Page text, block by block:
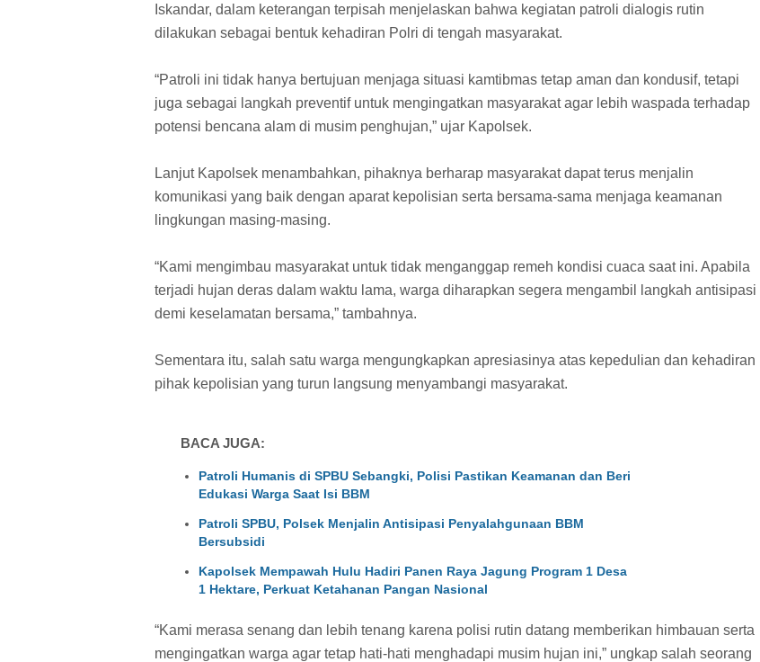
Iskandar, dalam keterangan terpisah menjelaskan bahwa kegiatan patroli dialogis rutin
dilakukan sebagai bentuk kehadiran Polri di tengah masyarakat.
“Patroli ini tidak hanya bertujuan menjaga situasi kamtibmas tetap aman dan kondusif, tetapi
juga sebagai langkah preventif untuk mengingatkan masyarakat agar lebih waspada terhadap
potensi bencana alam di musim penghujan,” ujar Kapolsek.
Lanjut Kapolsek menambahkan, pihaknya berharap masyarakat dapat terus menjalin
komunikasi yang baik dengan aparat kepolisian serta bersama-sama menjaga keamanan
lingkungan masing-masing.
“Kami mengimbau masyarakat untuk tidak menganggap remeh kondisi cuaca saat ini. Apabila
terjadi hujan deras dalam waktu lama, warga diharapkan segera mengambil langkah antisipasi
demi keselamatan bersama,” tambahnya.
Sementara itu, salah satu warga mengungkapkan apresiasinya atas kepedulian dan kehadiran
pihak kepolisian yang turun langsung menyambangi masyarakat.
BACA JUGA:
Patroli Humanis di SPBU Sebangki, Polisi Pastikan Keamanan dan Beri
Edukasi Warga Saat Isi BBM
Patroli SPBU, Polsek Menjalin Antisipasi Penyalahgunaan BBM
Bersubsidi
Kapolsek Mempawah Hulu Hadiri Panen Raya Jagung Program 1 Desa
1 Hektare, Perkuat Ketahanan Pangan Nasional
“Kami merasa senang dan lebih tenang karena polisi rutin datang memberikan himbauan serta
mengingatkan warga agar tetap hati-hati menghadapi musim hujan ini,” ungkap salah seorang